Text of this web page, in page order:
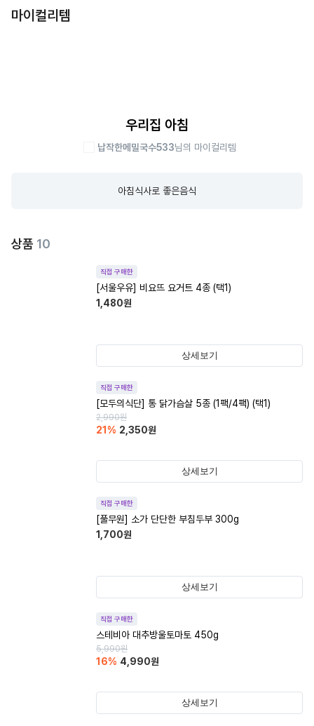
마이컬리템
우리집 아침
납작한메밀국수533님의 마이컬리템
아침식사로 좋은음식
상품 10
직접 구매한
[서울우유] 비요뜨 요거트 4종 (택1)
1,480원
상세보기
직접 구매한
[모두의식단] 통 닭가슴살 5종 (1팩/4팩) (택1)
2,990원
21 % 2,350원
상세보기
직접 구매한
[풀무원] 소가 단단한 부침두부 300g
1,700원
상세보기
직접 구매한
스테비아 대추방울토마토 450g
5,990원
16% 4,990원
상세보기